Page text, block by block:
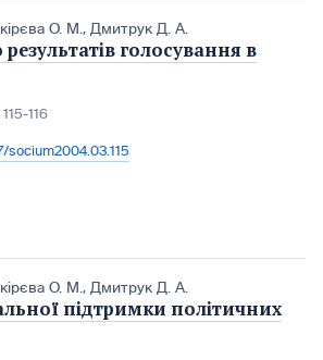
О. М. , Дмитрук Д. А.
голосування в
116
socium2004.03.115
О. М. , Дмитрук Д. А.
підтримки політичних